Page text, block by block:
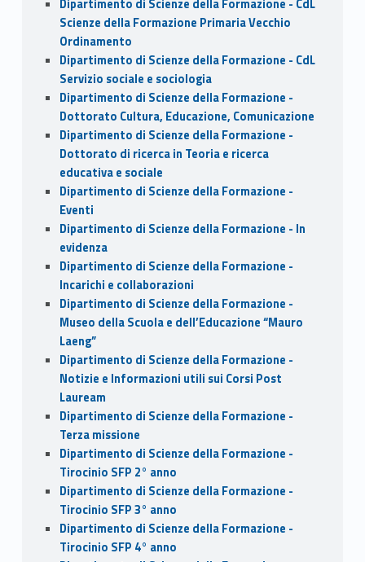
Dipartimento di Scienze della Formazione - CdL
Scienze della Formazione Primaria Vecchio
Ordinamento
Dipartimento di Scienze della Formazione - CdL
Servizio sociale e sociologia
Dipartimento di Scienze della Formazione -
Dottorato Cultura, Educazione, Comunicazione
Dipartimento di Scienze della Formazione -
Dottorato di ricerca in Teoria e ricerca
educativa e sociale
Dipartimento di Scienze della Formazione -
Eventi
Dipartimento di Scienze della Formazione - In
evidenza
Dipartimento di Scienze della Formazione -
Incarichi e collaborazioni
Dipartimento di Scienze della Formazione -
Museo della Scuola e dell’Educazione “Mauro
Laeng”
Dipartimento di Scienze della Formazione -
Notizie e Informazioni utili sui Corsi Post
Lauream
Dipartimento di Scienze della Formazione -
Terza missione
Dipartimento di Scienze della Formazione -
Tirocinio SFP 2° anno
Dipartimento di Scienze della Formazione -
Tirocinio SFP 3° anno
Dipartimento di Scienze della Formazione -
Tirocinio SFP 4° anno